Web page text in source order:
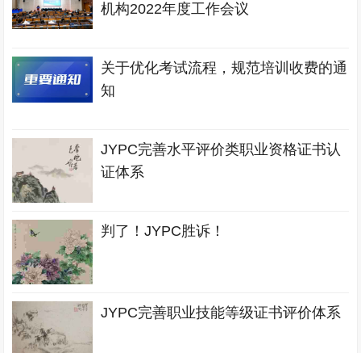
机构2022年度工作会议
关于优化考试流程，规范培训收费的通
知
JYPC完善水平评价类职业资格证书认
证体系
判了！JYPC胜诉！
JYPC完善职业技能等级证书评价体系